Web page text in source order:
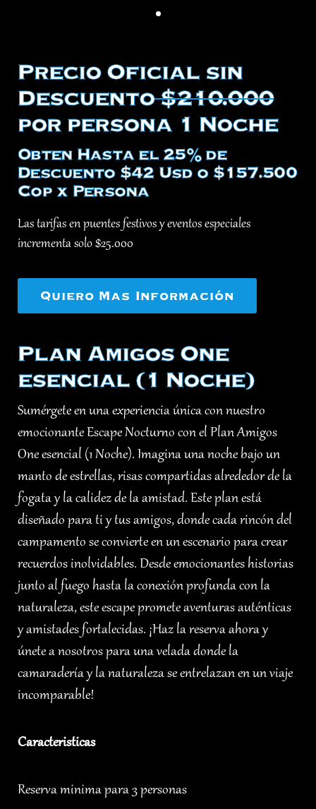
Precio Oficial sin
Descuento$210.000
por persona 1 Noche
Obten Hasta el 25% de
Descuento $42 Usd o $157.500
Cop x Persona
Las tarifas en puentes festivos y eventos especiales
incrementa solo $25.000
Quiero Mas Información
Plan Amigos One
esencial (1 Noche)
Sumérgete en una experiencia única con nuestro
emocionante Escape Nocturno con el Plan Amigos
One esencial (1 Noche). Imagina una noche bajo un
manto de estrellas, risas compartidas alrededor de la
fogata y la calidez de la amistad. Este plan está
diseñado para ti y tus amigos, donde cada rincón del
campamento se convierte en un escenario para crear
recuerdos inolvidables. Desde emocionantes historias
junto al fuego hasta la conexión profunda con la
naturaleza, este escape promete aventuras auténticas
y amistades fortalecidas. ¡Haz la reserva ahora y
únete a nosotros para una velada donde la
camaradería y la naturaleza se entrelazan en un viaje
incomparable!
Caracteristicas
Reserva minima para 3 personas